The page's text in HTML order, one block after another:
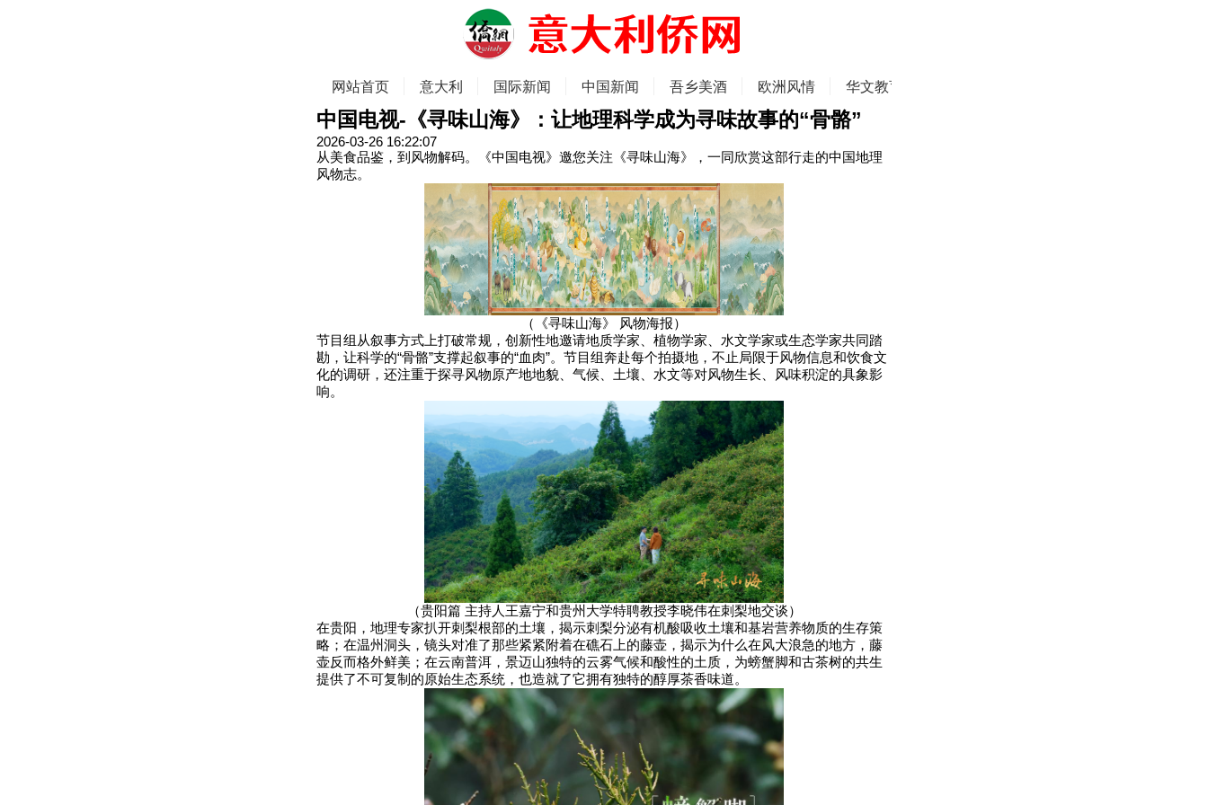
网站首页 意大利 国际新闻 中国新闻 吾乡美酒 欧洲风情 华文教育
中国电视-《寻味山海》：让地理科学成为寻味故事的“骨骼”
2026-03-26 16:22:07
从美食品鉴，到风物解码。《中国电视》邀您关注《寻味山海》，一同欣赏这部行走的中国地理
风物志。
（《寻味山海》 风物海报）
节目组从叙事方式上打破常规，创新性地邀请地质学家、植物学家、水文学家或生态学家共同踏
勘，让科学的“骨骼”支撑起叙事的“血肉”。节目组奔赴每个拍摄地，不止局限于风物信息和饮食文
化的调研，还注重于探寻风物原产地地貌、气候、土壤、水文等对风物生长、风味积淀的具象影
响。
（贵阳篇 主持人王嘉宁和贵州大学特聘教授李晓伟在刺梨地交谈）
在贵阳，地理专家扒开刺梨根部的土壤，揭示刺梨分泌有机酸吸收土壤和基岩营养物质的生存策
略；在温州洞头，镜头对准了那些紧紧附着在礁石上的藤壶，揭示为什么在风大浪急的地方，藤
壶反而格外鲜美；在云南普洱，景迈山独特的云雾气候和酸性的土质，为螃蟹脚和古茶树的共生
提供了不可复制的原始生态系统，也造就了它拥有独特的醇厚茶香味道。